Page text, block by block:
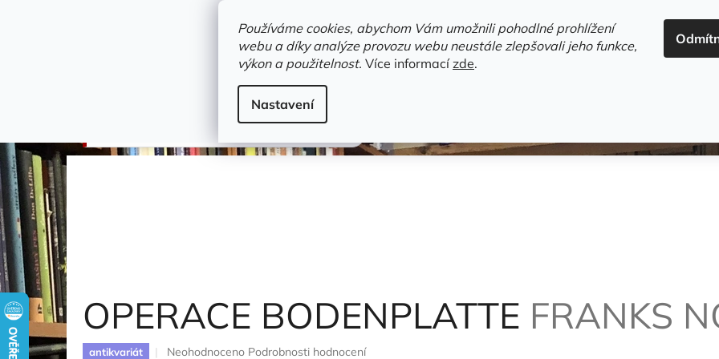
Používáme cookies, abychom Vám umožnili pohodlné prohlížení
webu a díky analýze provozu webu neustále zlepšovali jeho funkce,
výkon a použitelnost. Více informacízde.
Nastavení
HLEDAT
Novinky Trvalky a bestsellery
OPERACE BODENPLATTEFranks Norman
OPERACE BODENPLATTE FRANKS
antikvariát
Průměrné
Neohodnoceno Podrobnosti hodnocení